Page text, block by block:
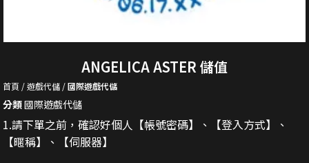
ANGELICA ASTER 儲值
首頁 遊戲代儲 國際遊戲代儲
分類國際遊戲代儲
1.請下單之前，確認好個人【帳號密碼】、【登入方式】、
【暱稱】、【伺服器】